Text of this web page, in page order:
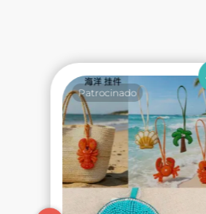
Patrocinado